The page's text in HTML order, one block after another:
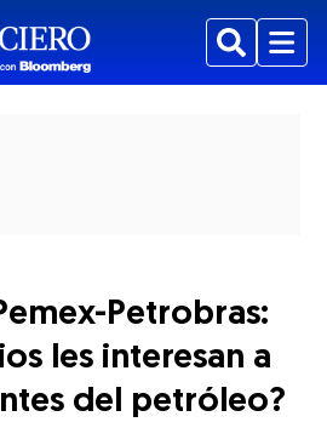
BuscarMenu
Petrobras:
les interesan a
del petróleo?